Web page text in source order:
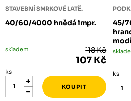
STAVEBNÍ SMRKOVÉ LATĚ.
40/60/4000 hnědá impr.
skladem 118 Kč
107 Kč
ks
45/
ks